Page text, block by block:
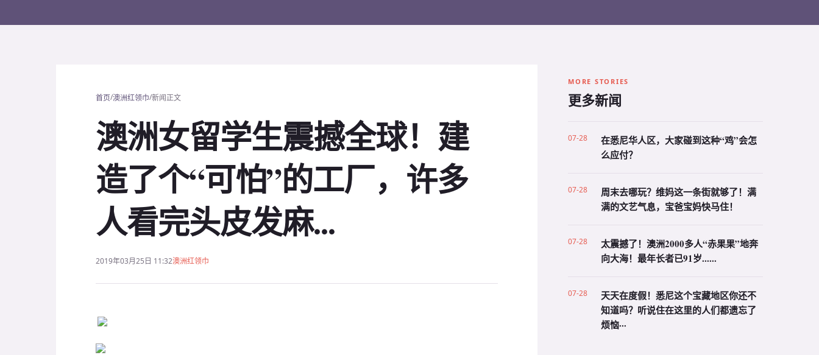
首页/澳洲红领巾/新闻正文
澳洲女留学生震撼全球！建
造了个“可怕”的工厂，许多
人看完头皮发麻...
2019年03月25日 11:32澳洲红领巾
MORE STORIES
更多新闻
07-28
在悉尼华人区，大家碰到这种“鸡”会怎
么应付？
07-28
周末去哪玩？维妈这一条街就够了！满
满的文艺气息，宝爸宝妈快马住！
07-28
太震撼了！澳洲2000多人“赤果果”地奔
向大海！最年长者已91岁......
07-28
天天在度假！悉尼这个宝藏地区你还不
知道吗？听说住在这里的人们都遗忘了
烦恼···